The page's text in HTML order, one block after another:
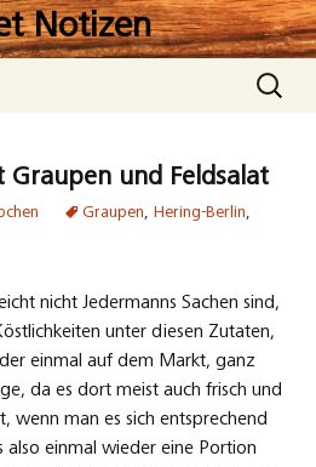
Notizen
Suchen
nach:
Graupen und Feldsalat
Graupen, Hering-Berlin,
nicht Jedermanns Sachen sind,
unter diesen Zutaten,
einmal auf dem Markt, ganz
da es dort meist auch frisch und
wenn man es sich entsprechend
also einmal wieder eine Portion